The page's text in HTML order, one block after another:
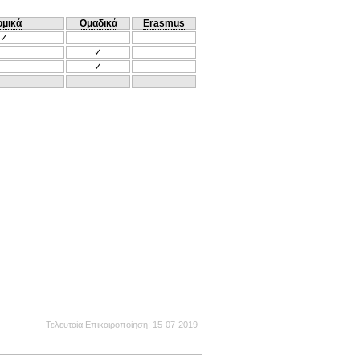
Ομαδικά
Erasmus
✓
✓
✓
Τελευταία Επικαιροποίηση 15-07-2019